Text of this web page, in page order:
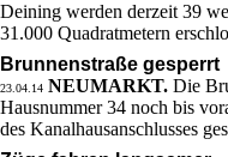
Deining werden derzeit 39
31.000 Quadratmetern
Brunnenstraße gesperrt
23.04.14 NEUMARKT. Die
Hausnummer 34 noch bis
des Kanalhausanschlusses